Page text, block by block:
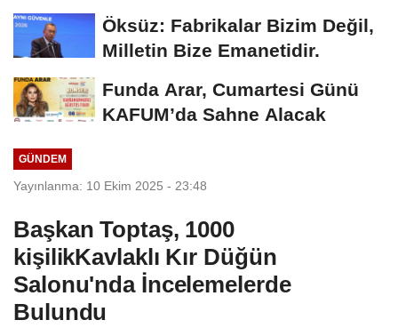
Bulundu
Öksüz: Fabrikalar Bizim Değil,
Milletin Bize Emanetidir.
Funda Arar, Cumartesi Günü
KAFUM’da Sahne Alacak
GÜNDEM
Yayınlanma: 10 Ekim 2025 - 23:48
Başkan Toptaş, 1000
kişilikKavlaklı Kır Düğün
Salonu'nda İncelemelerde
Bulundu